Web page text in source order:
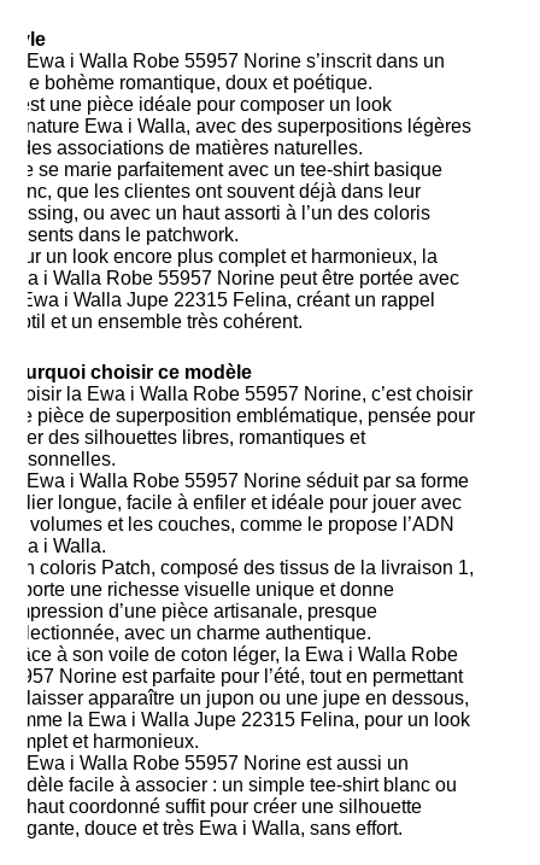
Style
La Ewa i Walla Robe 55957 Norine s’inscrit dans un
style bohème romantique, doux et poétique.
C’est une pièce idéale pour composer un look
signature Ewa i Walla, avec des superpositions légères
et des associations de matières naturelles.
Elle se marie parfaitement avec un tee-shirt basique
blanc, que les clientes ont souvent déjà dans leur
dressing, ou avec un haut assorti à l’un des coloris
présents dans le patchwork.
Pour un look encore plus complet et harmonieux, la
Ewa i Walla Robe 55957 Norine peut être portée avec
la Ewa i Walla Jupe 22315 Felina, créant un rappel
subtil et un ensemble très cohérent.
Pourquoi choisir ce modèle
Choisir la Ewa i Walla Robe 55957 Norine, c’est choisir
une pièce de superposition emblématique, pensée pour
créer des silhouettes libres, romantiques et
personnelles.
La Ewa i Walla Robe 55957 Norine séduit par sa forme
tablier longue, facile à enfiler et idéale pour jouer avec
les volumes et les couches, comme le propose l’ADN
Ewa i Walla.
Son coloris Patch, composé des tissus de la livraison 1,
apporte une richesse visuelle unique et donne
l’impression d’une pièce artisanale, presque
collectionnée, avec un charme authentique.
Grâce à son voile de coton léger, la Ewa i Walla Robe
55957 Norine est parfaite pour l’été, tout en permettant
de laisser apparaître un jupon ou une jupe en dessous,
comme la Ewa i Walla Jupe 22315 Felina, pour un look
complet et harmonieux.
La Ewa i Walla Robe 55957 Norine est aussi un
modèle facile à associer : un simple tee-shirt blanc ou
un haut coordonné suffit pour créer une silhouette
élégante, douce et très Ewa i Walla, sans effort.